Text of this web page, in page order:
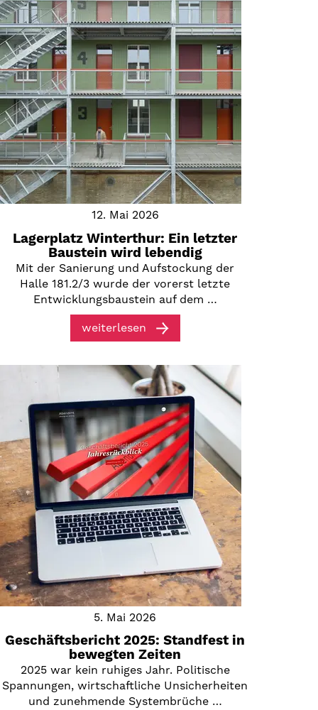
12. Mai 2026
Lagerplatz Winterthur: Ein letzter
Baustein wird lebendig
Mit der Sanierung und Aufstockung der
Halle 181.2/3 wurde der vorerst letzte
Entwicklungsbaustein auf dem …
weiterlesen
5. Mai 2026
Geschäftsbericht 2025: Standfest in
bewegten Zeiten
2025 war kein ruhiges Jahr. Politische
Spannungen, wirtschaftliche Unsicherheiten
und zunehmende Systembrüche …